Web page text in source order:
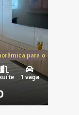
para o Mar, 2
1 vaga